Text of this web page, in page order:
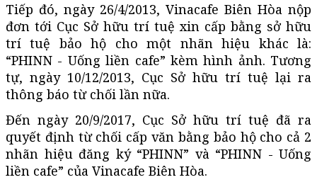
Tiếp đó, ngày 26/4/2013, Vinacafe Biên Hòa nộp
đơn tới Cục Sở hữu trí tuệ xin cấp bằng sở hữu
trí tuệ bảo hộ cho một nhãn hiệu khác là:
“PHINN - Uống liền cafe” kèm hình ảnh. Tương
tự, ngày 10/12/2013, Cục Sở hữu trí tuệ lại ra
thông báo từ chối lần nữa.
Đến ngày 20/9/2017, Cục Sở hữu trí tuệ đã ra
quyết định từ chối cấp văn bằng bảo hộ cho cả 2
nhãn hiệu đăng ký “PHINN” và “PHINN - Uống
liền cafe” của Vinacafe Biên Hòa.